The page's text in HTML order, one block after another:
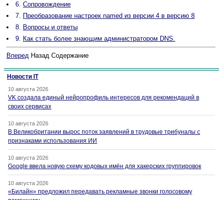
6. Сопровождение
7. Преобразование настроек named из версии 4 в версию 8
8. Вопросы и ответы
9. Как стать более знающим администратором DNS.
Вперед Назад Содержание
Новости IT
10 августа 2026
VK создала единый нейропрофиль интересов для рекомендаций в
своих сервисах
10 августа 2026
В Великобритании вырос поток заявлений в трудовые трибуналы с
признаками использования ИИ
10 августа 2026
Google ввела новую схему кодовых имён для хакерских группировок
10 августа 2026
«Билайн» предложил передавать рекламные звонки голосовому